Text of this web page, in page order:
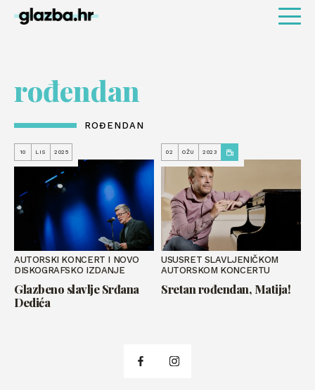
rođendan
ROĐENDAN
10 LIS 2025
AUTORSKI KONCERT I NOVO
DISKOGRAFSKO IZDANJE
Glazbeno slavlje Srđana
Dedića
02 OŽU 2023
USUSRET SLAVLJENIČKOM
AUTORSKOM KONCERTU
Sretan rođendan, Matija!